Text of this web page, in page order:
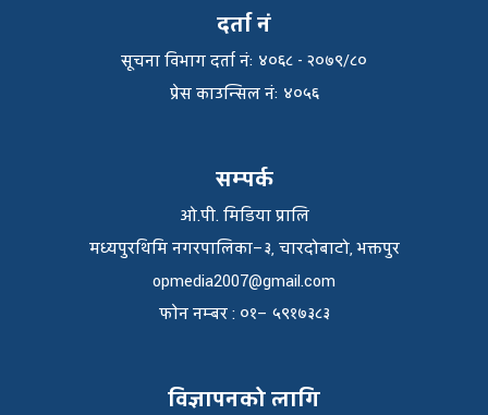
दर्ता नं
सूचना विभाग दर्ता नंः ४०६८ - २०७९/८०
प्रेस काउन्सिल नंः ४०५६
सम्पर्क
ओ.पी. मिडिया प्रालि
मध्यपुरथिमि नगरपालिका–३, चारदोबाटो, भक्तपुर
opmedia2007@gmail.com
फाेन नम्बर : ०१– ५९१७३८३
विज्ञापनको लागि